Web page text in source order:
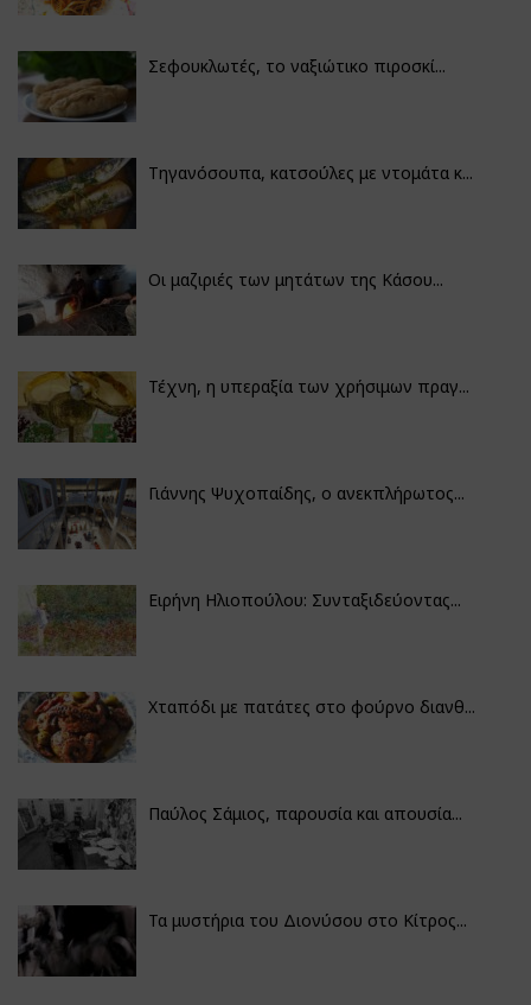
Σεφουκλωτές, το ναξιώτικο πιροσκί...
Τηγανόσουπα, κατσούλες με ντομάτα κ...
Οι μαζιριές των μητάτων της Κάσου...
Τέχνη, η υπεραξία των χρήσιμων πραγ...
Γιάννης Ψυχοπαίδης, ο ανεκπλήρωτος...
Ειρήνη Ηλιοπούλου: Συνταξιδεύοντας...
Χταπόδι με πατάτες στο φούρνο διανθ...
Παύλος Σάμιος, παρουσία και απουσία...
Τα μυστήρια του Διονύσου στο Κίτρος...